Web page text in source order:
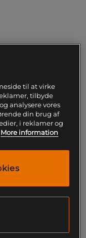
til at virke
tilbyde
analysere vores
din brug af
i reklamer og
More information